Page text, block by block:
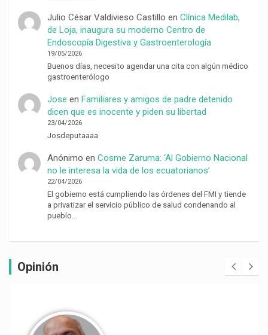
Julio César Valdivieso Castillo en Clínica Medilab,
de Loja, inaugura su moderno Centro de
Endoscopía Digestiva y Gastroenterología
19/05/2026
Buenos días, necesito agendar una cita con algún médico
gastroenterólogo
Jose en Familiares y amigos de padre detenido
dicen que es inocente y piden su libertad
23/04/2026
Josdeputaaaa
Anónimo en Cosme Zaruma: ‘Al Gobierno Nacional
no le interesa la vida de los ecuatorianos’
22/04/2026
El gobierno está cumpliendo las órdenes del FMI y tiende
a privatizar el servicio público de salud condenando al
pueblo…
Opinión